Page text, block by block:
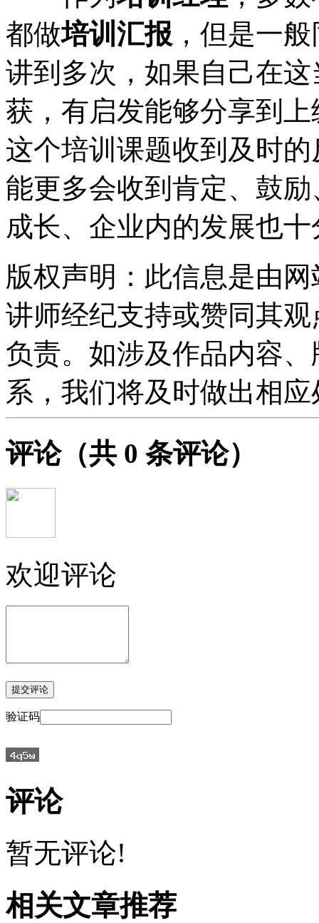
都做培训汇报 ，但是一
讲到多次，如果自己在
获，有启发能够分享到
这个培训课题收到及时
能更多会收到肯定、鼓
成长、企业内的发展也
版权声明：此信息是由
讲师经纪支持或赞同其
负责。如涉及作品内容
系，我们将及时做出相
评论（共 0 条评论）
欢迎评论
验证码
评论
暂无评论!
相关文章推荐